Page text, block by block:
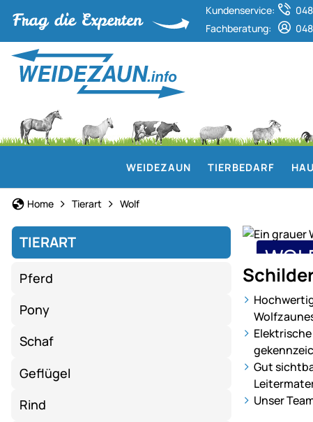
Kundenservice:
Fachberatung:
WEIDEZAUN TIERBEDARF
Home Tierart Wolf
TIERART
Pferd
Pony
Schaf
Geflügel
Rind
Sortiment
für
Wölfe
Gut
Unser